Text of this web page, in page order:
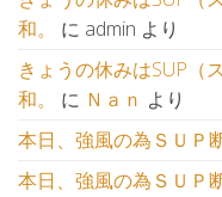
和。
に admin より
きょうの休みはSUP（
和。
に Ｎａｎ より
本日、強風の為ＳＵＰ
本日、強風の為ＳＵＰ